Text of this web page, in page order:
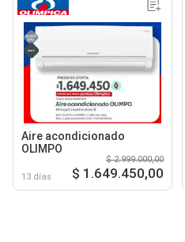
Aire acondicionado
OLIMPO
13 días
$ 2.999.000,00
$ 1.649.450,00